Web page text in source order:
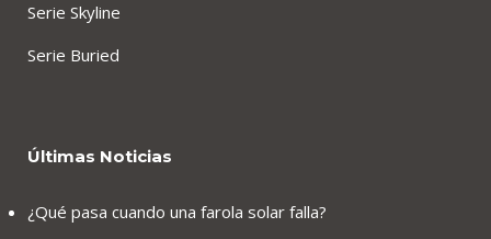
Serie Skyline
Serie Buried
Últimas Noticias
¿Qué pasa cuando una farola solar falla?